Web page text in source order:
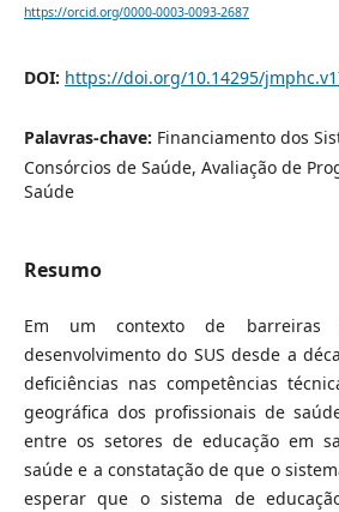
https://orcid.org/0000-0003-0093-2687
DOI: https://doi.org/10.14295/
Palavras-chave: Financiamento dos
Consórcios de Saúde, Avaliação de
Saúde
Resumo
Em um contexto de barreiras
desenvolvimento do SUS desde a
deficiências nas competências
geográfica dos profissionais de
entre os setores de educação em
saúde e a constatação de que o
esperar que o sistema de